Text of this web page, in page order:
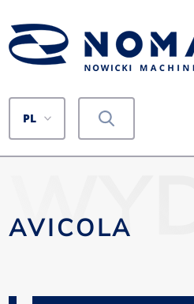
PL
AVICOLA